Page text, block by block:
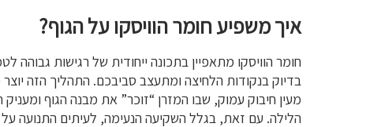
איך משפיע חומר הוויסקו על הגוף?
חומר הוויסקו מתאפיין בתכונה ייחודית של רגישות
בדיוק בנקודות הלחיצה ומתעצב סביבכם. התהליך הזה
מעין חיבוק עמוק, שבו המזרן “זוכר” את מבנה הגוף